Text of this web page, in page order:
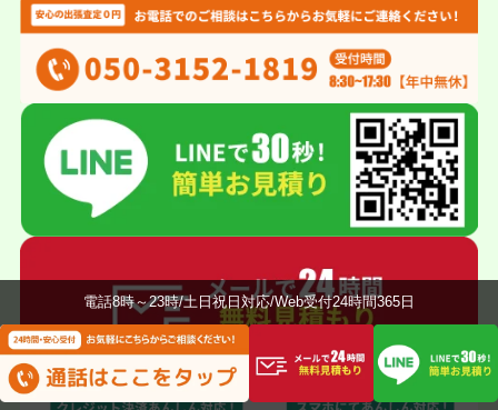
電話8時～23時/土日祝日対応/Web受付24時間365日